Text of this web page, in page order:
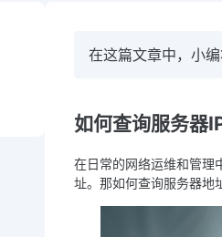
在这篇文章中，小
如何查询服务器
在日常的网络运维和管理
址。那如何查询服务器地